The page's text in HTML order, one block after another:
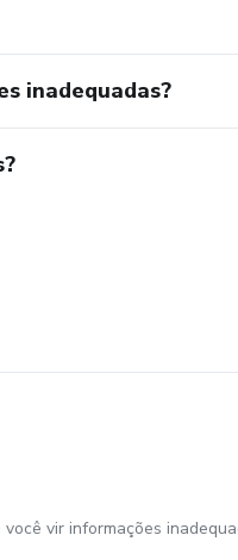
inadequadas?
vir informações